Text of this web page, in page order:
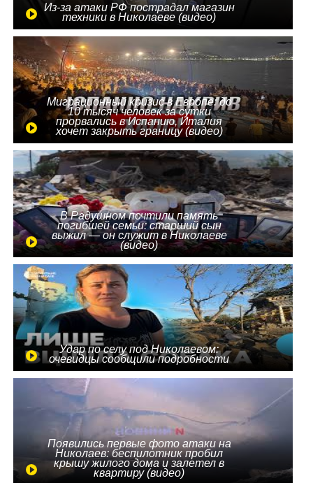
Из-за атаки РФ пострадал магазин
техники в Николаеве (видео)
Миграционный кризис в Европе: до
10 тысяч человек за сутки
прорвались в Испанию, Италия
хочет закрыть границу (видео)
В Радушном почтили память
погибшей семьи: старший сын
выжил — он служит в Николаеве
(видео)
Удар по селу под Николаевом:
очевидцы сообщили подробности
Появились первые фото атаки на
Николаев: беспилотник пробил
крышу жилого дома и залетел в
квартиру (видео)